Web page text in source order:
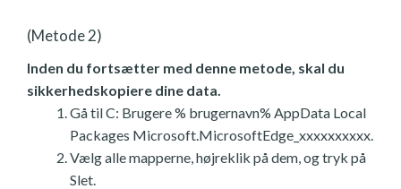
(Metode 2)
Inden du fortsætter med denne metode, skal du
sikkerhedskopiere dine data.
Gå til C: Brugere % brugernavn% AppData Local
Packages Microsoft.MicrosoftEdge_xxxxxxxxxx.
Vælg alle mapperne, højreklik på dem, og tryk på
Slet.